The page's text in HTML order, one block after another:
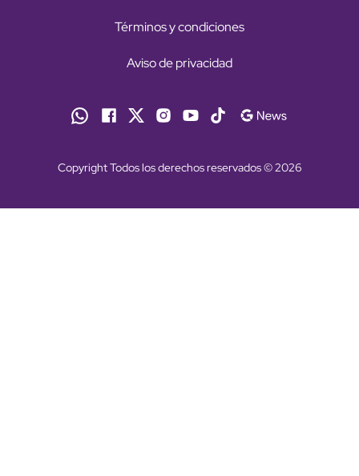
Términos y condiciones
Aviso de privacidad
Copyright Todos los derechos reservados © 2026